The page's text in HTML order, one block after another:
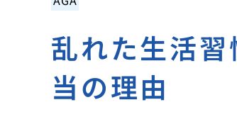
乱れた生活
当の理由